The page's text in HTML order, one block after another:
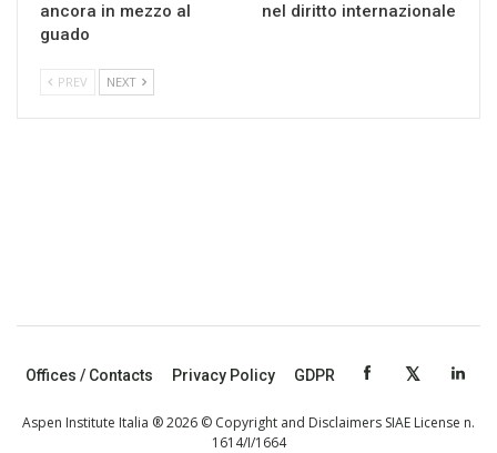
ancora in mezzo al
guado
nel diritto internazionale
PREV NEXT
Offices / Contacts Privacy Policy GDPR
Aspen Institute Italia ® 2026 © Copyright and Disclaimers SIAE License n.
1614/I/1664